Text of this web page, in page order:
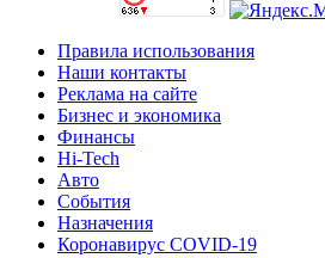
Правила использования
Наши контакты
Реклама на сайте
Бизнес и экономика
Финансы
Hi-Tech
Авто
События
Назначения
Коронавирус COVID-19